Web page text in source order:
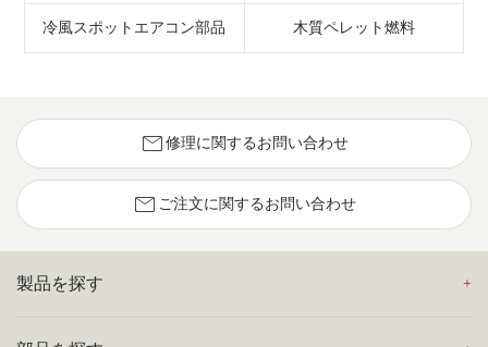
冷風スポットエアコン部品 木質ペレット燃料
mail 修理に関するお問い合わせ
mail ご注文に関するお問い合わせ
製品を探す